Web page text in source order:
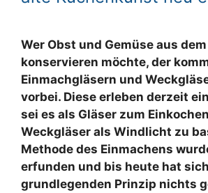
Wer Obst und Gemüse aus
konservieren möchte, der
Einmachgläsern und
vorbei. Diese erleben derzeit
sei es als Gläser zum
Weckgläser als Windlicht zu
Methode des Einmachens
erfunden und bis heute hat
grundlegenden Prinzip nichts